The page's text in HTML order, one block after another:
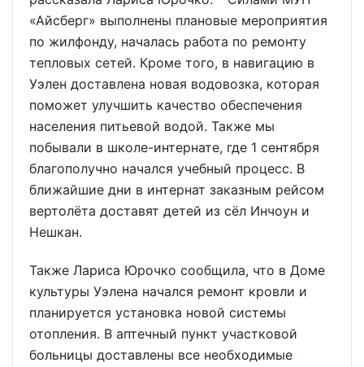
«Айсберг» выполнены плановые мероприятия
по жилфонду, началась работа по ремонту
тепловых сетей. Кроме того, в навигацию в
Уэлен доставлена новая водовозка, которая
поможет улучшить качество обеспечения
населения питьевой водой. Также мы
побывали в школе-интернате, где 1 сентября
благополучно начался учебный процесс. В
ближайшие дни в интернат заказным рейсом
вертолёта доставят детей из сёл Инчоун и
Нешкан.
Также Лариса Юрочко сообщила, что в Доме
культуры Уэлена начался ремонт кровли и
планируется установка новой системы
отопления. В аптечный пункт участковой
больницы доставлены все необходимые